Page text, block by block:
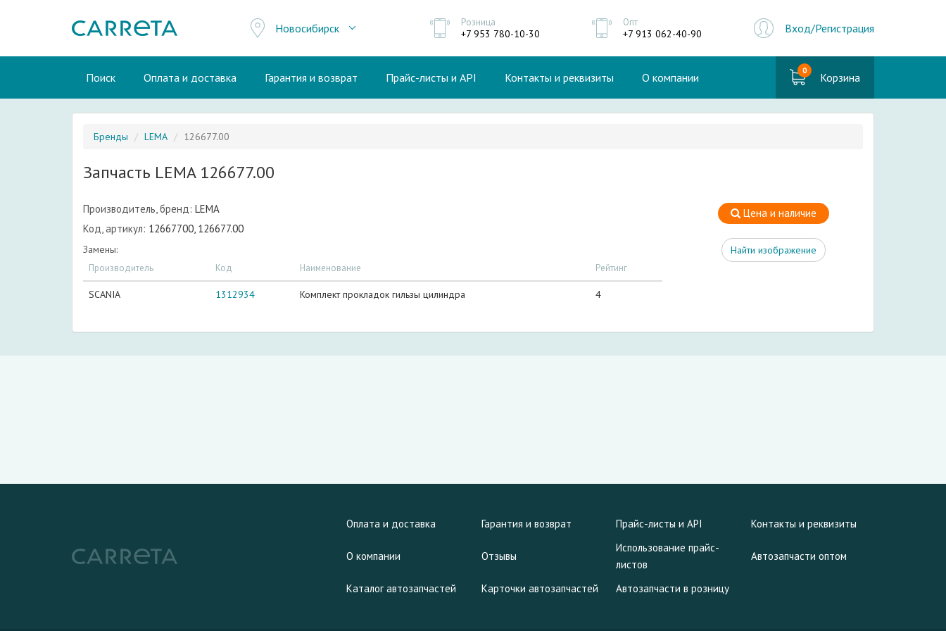
Новосибирск Розница
+7 953 780-10-30
Опт
+7 913 062-40-90 Вход/Регистрация
Поиск Оплата и доставка Гарантия и возврат Прайс-листы и API Контакты и реквизиты О компании 0 Корзина
Бренды LEMA 126677.00
Запчасть LEMA 126677.00
Производитель, бренд: LEMA
Код, артикул: 12667700, 126677.00
Замены:
Производитель Код Наименование Рейтинг
SCANIA 1312934 Комплект прокладок гильзы цилиндра 4
Цена и наличие
Найти изображение
Оплата и доставка Гарантия и возврат Прайс-листы и API Контакты и реквизиты
О компании Отзывы
Использование прайс-
листов
Автозапчасти оптом
Каталог автозапчастей Карточки автозапчастей Автозапчасти в розницу